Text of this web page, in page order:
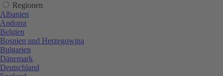
Regionen
Albanien
Andorra
Belgien
Bosnien und Herzegowina
Bulgarien
Dänemark
Deutschland